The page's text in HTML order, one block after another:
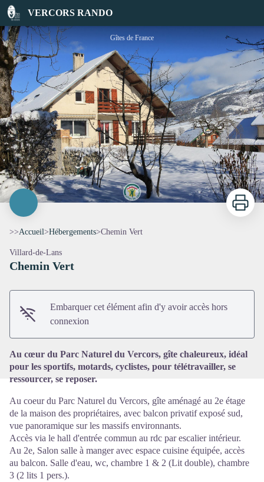
VERCORS RANDO
Chemin Vert
Gîtes de France
Imprimer
>>Accueil>Hébergements>Chemin Vert
Villard-de-Lans
Chemin Vert
Embarquer cet élément afin d'y avoir accès hors
connexion
Au cœur du Parc Naturel du Vercors, gîte chaleureux, idéal
pour les sportifs, motards, cyclistes, pour télétravailler, se
ressourcer, se reposer.
Au coeur du Parc Naturel du Vercors, gîte aménagé au 2e étage
de la maison des propriétaires, avec balcon privatif exposé sud,
vue panoramique sur les massifs environnants.
Accès via le hall d'entrée commun au rdc par escalier intérieur.
Au 2e, Salon salle à manger avec espace cuisine équipée, accès
au balcon. Salle d'eau, wc, chambre 1 & 2 (Lit double), chambre
3 (2 lits 1 pers.).